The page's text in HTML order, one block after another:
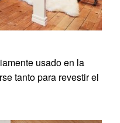
usado en la
tanto para revestir el